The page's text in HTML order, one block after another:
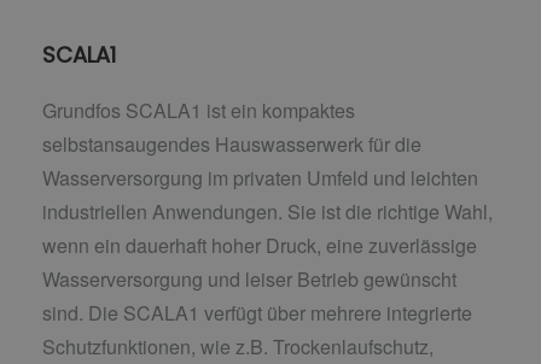
SCALA1
Grundfos SCALA1 ist ein kompaktes
selbstansaugendes Hauswasserwerk für die
Wasserversorgung im privaten Umfeld und leichten
industriellen Anwendungen. Sie ist die richtige Wahl,
wenn ein dauerhaft hoher Druck, eine zuverlässige
Wasserversorgung und leiser Betrieb gewünscht
sind. Die SCALA1 verfügt über mehrere integrierte
Schutzfunktionen, wie z.B. Trockenlaufschutz,